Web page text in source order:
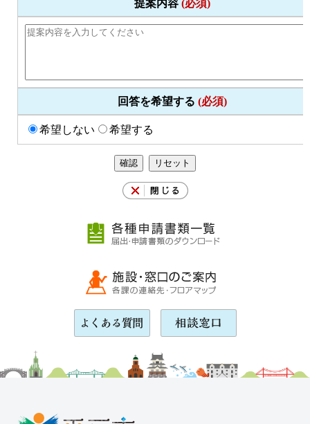
提案内容 (必須)
回答を希望する (必須)
希望しない 希望する